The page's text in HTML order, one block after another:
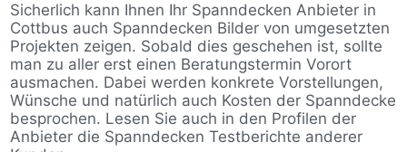
Sicherlich kann Ihnen Ihr Spanndecken Anbieter in
Cottbus auch Spanndecken Bilder von umgesetzten
Projekten zeigen. Sobald dies geschehen ist, sollte
man zu aller erst einen Beratungstermin Vorort
ausmachen. Dabei werden konkrete Vorstellungen,
Wünsche und natürlich auch Kosten der Spanndecke
besprochen. Lesen Sie auch in den Profilen der
Anbieter die Spanndecken Testberichte anderer